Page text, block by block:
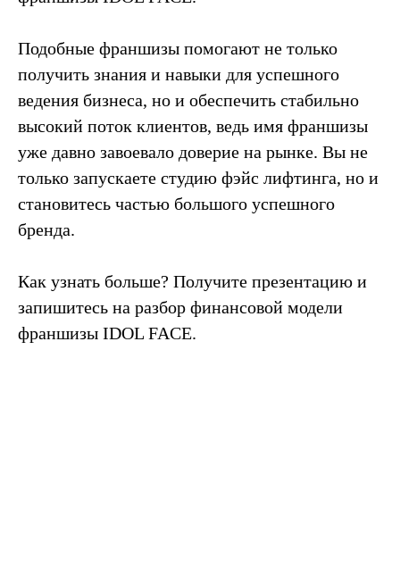
Подобные франшизы помогают не только
получить знания и навыки для успешного
ведения бизнеса, но и обеспечить стабильно
высокий поток клиентов, ведь имя франшизы
уже давно завоевало доверие на рынке. Вы не
только запускаете студию фэйс лифтинга, но и
становитесь частью большого успешного
бренда.
Как узнать больше? Получите презентацию и
запишитесь на разбор финансовой модели
франшизы IDOL FACE.